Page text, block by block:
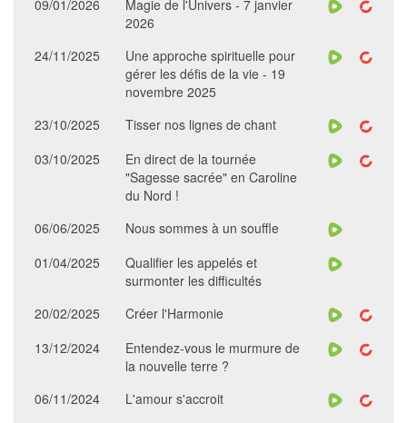
09/01/2026
Magie de l'Univers - 7 janvier
2026
24/11/2025
Une approche spirituelle pour
gérer les défis de la vie - 19
novembre 2025
23/10/2025
Tisser nos lignes de chant
03/10/2025
En direct de la tournée
"Sagesse sacrée" en Caroline
du Nord !
06/06/2025
Nous sommes à un souffle
01/04/2025
Qualifier les appelés et
surmonter les difficultés
20/02/2025
Créer l'Harmonie
13/12/2024
Entendez-vous le murmure de
la nouvelle terre ?
06/11/2024
L'amour s'accroit